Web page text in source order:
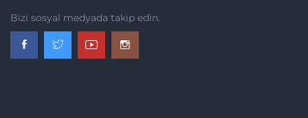
Bizi sosyal medyada takip edin.